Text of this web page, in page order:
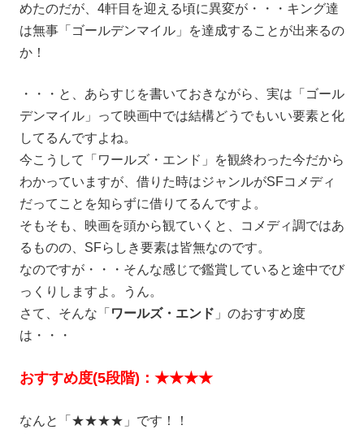
めたのだが、4軒目を迎える頃に異変が・・・キング達
は無事「ゴールデンマイル」を達成することが出来るの
か！
・・・と、あらすじを書いておきながら、実は「ゴール
デンマイル」って映画中では結構どうでもいい要素と化
してるんですよね。
今こうして「ワールズ・エンド」を観終わった今だから
わかっていますが、借りた時はジャンルがSFコメディ
だってことを知らずに借りてるんですよ。
そもそも、映画を頭から観ていくと、コメディ調ではあ
るものの、SFらしき要素は皆無なのです。
なのですが・・・そんな感じで鑑賞していると途中でび
っくりしますよ。うん。
さて、そんな「 ワールズ・エンド 」のおすすめ度
は・・・
おすすめ度(5段階)：★★★★
なんと「★★★★」です！！